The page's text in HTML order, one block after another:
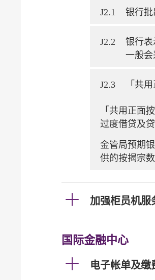
J2.1 银行批
J2.2
银行
一般会
J2.3 「共
「共用正面
过度借贷及
金管局预期
供的按揭宗数
加强柜员机服
国际金融中心
电子帐单及缴